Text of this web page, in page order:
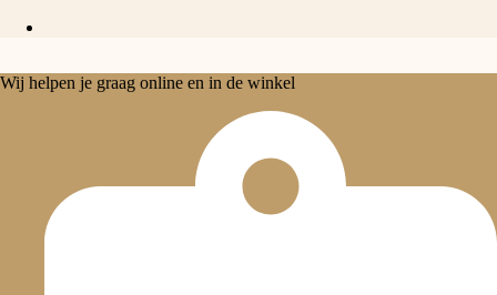
Wij helpen je graag online en in de winkel